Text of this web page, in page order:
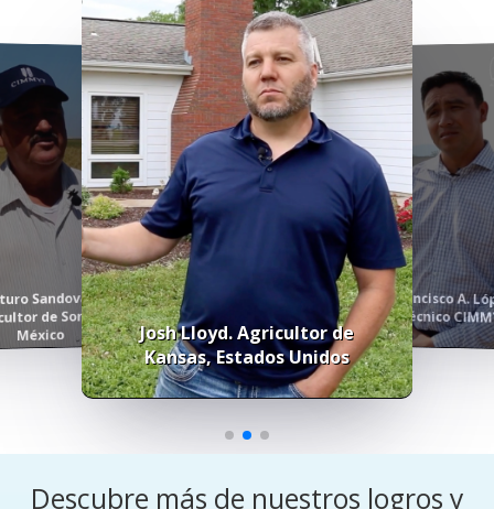
Sandoval.
de Sonora,
México
Josh Lloyd. Agricultor de
Kansas, Estados Unidos
Francisco A.
Técnico
Descubre más de nuestros logros y